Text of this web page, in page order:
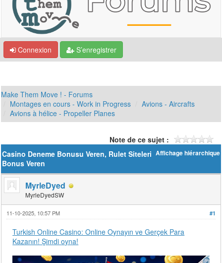
Connexion S’enregistrer
Make Them Move ! - Forums
Montages en cours - Work in Progress
Avions - Aircrafts
Avions à hélice - Propeller Planes
Note de ce sujet :
Affichage hiérarchique
Casino Deneme Bonusu Veren, Rulet Siteleri
Bonus Veren
MyrleDyed
MyrleDyedSW
#1
11-10-2025, 10:57 PM
Turkish Online Casino: Online Oynayın ve Gerçek Para
Kazanın! Şimdi oyna!